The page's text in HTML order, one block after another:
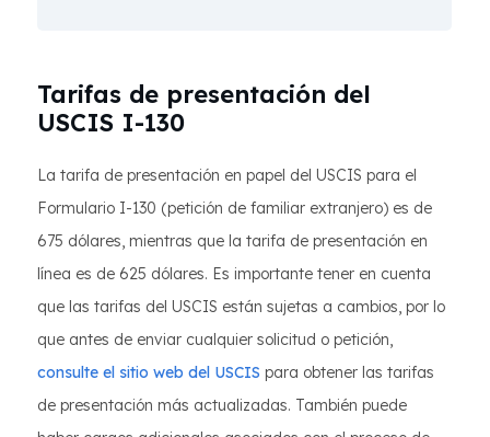
Tarifas de presentación del
USCIS I-130
La tarifa de presentación en papel del USCIS para el
Formulario I-130 (petición de familiar extranjero) es de
675 dólares, mientras que la tarifa de presentación en
línea es de 625 dólares. Es importante tener en cuenta
que las tarifas del USCIS están sujetas a cambios, por lo
que antes de enviar cualquier solicitud o petición,
consulte el sitio web del USCIS para obtener las tarifas
de presentación más actualizadas. También puede